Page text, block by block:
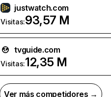
justwatch.com
Visitas:93,57 M
tvguide.com
Visitas:12,35 M
Ver más competidores →